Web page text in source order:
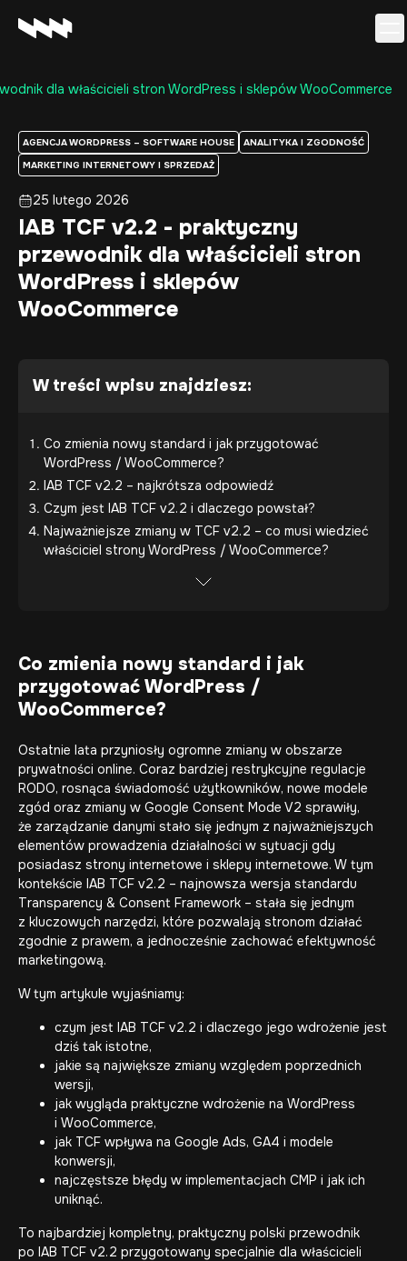
Realizacje
O firmie
Kariera
Baza wiedzy
Kontakt
dla właścicieli stron WordPress i sklepów WooCommerce
AGENCJA WORDPRESS – SOFTWARE HOUSE
ANALITYKA I ZGODNOŚĆ
MARKETING INTERNETOWY I SPRZEDAŻ
25 lutego 2026
IAB TCF v2.2 - praktyczny
przewodnik dla właścicieli stron
WordPress i sklepów
WooCommerce
W treści wpisu znajdziesz:
Co zmienia nowy standard i jak przygotować
WordPress / WooCommerce?
IAB TCF v2.2 – najkrótsza odpowiedź
Czym jest IAB TCF v2.2 i dlaczego powstał?
Najważniejsze zmiany w TCF v2.2 – co musi wiedzieć
właściciel strony WordPress / WooCommerce?
Co zmienia nowy standard i jak
przygotować WordPress /
WooCommerce?
Ostatnie lata przyniosły ogromne zmiany w obszarze
prywatności online. Coraz bardziej restrykcyjne regulacje
RODO, rosnąca świadomość użytkowników, nowe modele
zgód oraz zmiany w Google Consent Mode V2 sprawiły,
że zarządzanie danymi stało się jednym z najważniejszych
elementów prowadzenia działalności w sytuacji gdy
posiadasz strony internetowe i sklepy internetowe. W tym
kontekście IAB TCF v2.2 – najnowsza wersja standardu
Transparency & Consent Framework – stała się jednym
z kluczowych narzędzi, które pozwalają stronom działać
zgodnie z prawem, a jednocześnie zachować efektywność
marketingową.
W tym artykule wyjaśniamy:
czym jest IAB TCF v2.2 i dlaczego jego wdrożenie jest
dziś tak istotne,
jakie są największe zmiany względem poprzednich
wersji,
jak wygląda praktyczne wdrożenie na WordPress
i WooCommerce,
jak TCF wpływa na Google Ads, GA4 i modele
konwersji,
najczęstsze błędy w implementacjach CMP i jak ich
uniknąć.
To najbardziej kompletny, praktyczny polski przewodnik
po IAB TCF v2.2 przygotowany specjalnie dla właścicieli